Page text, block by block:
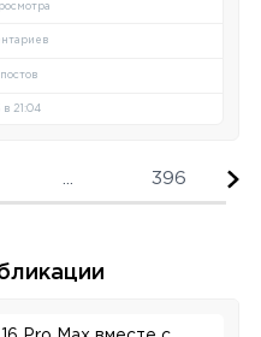
в 21:04
396